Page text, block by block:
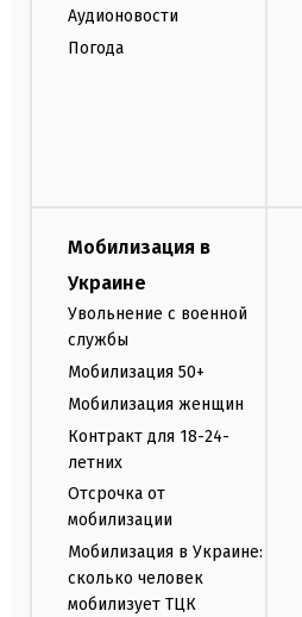
Аудионовости
Погода
Мобилизация в
Украине
Увольнение с военной
службы
Мобилизация 50+
Мобилизация женщин
Контракт для 18-24-
летних
Отсрочка от
мобилизации
Мобилизация в Украине:
сколько человек
мобилизует ТЦК